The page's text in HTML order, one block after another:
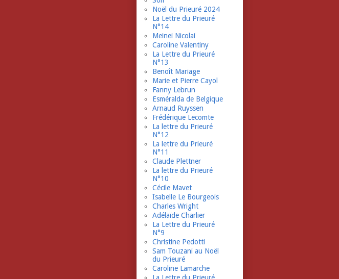
Noël du Prieuré 2024
La Lettre du Prieuré
N°14
Meinei Nicolai
Caroline Valentiny
La Lettre du Prieuré
N°13
Benoît Mariage
Marie et Pierre Cayol
Fanny Lebrun
Esméralda de Belgique
Arnaud Ruyssen
Frédérique Lecomte
La lettre du Prieuré
N°12
La lettre du Prieuré
N°11
Claude Plettner
La lettre du Prieuré
N°10
Cécile Mavet
Isabelle Le Bourgeois
Charles Wright
Adélaïde Charlier
La Lettre du Prieuré
N°9
Christine Pedotti
Sam Touzani au Noël
du Prieuré
Caroline Lamarche